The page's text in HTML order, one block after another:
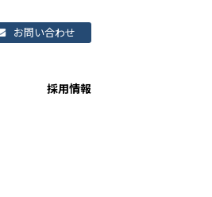
お問い合わせ
採用情報